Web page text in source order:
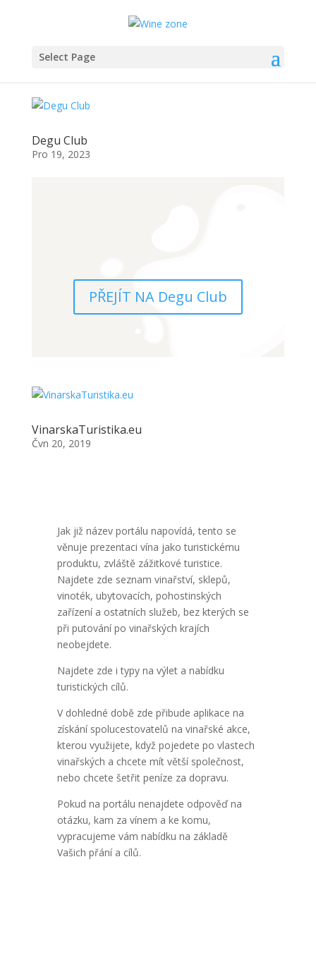
Select Page
Degu Club
Pro 19, 2023
PŘEJÍT NA Degu Club
VinarskaTuristika.eu
Čvn 20, 2019
Jak již název portálu napovídá, tento se
věnuje prezentaci vína jako turistickému
produktu, zvláště zážitkové turistice.
Najdete zde seznam vinařství, sklepů,
vinoték, ubytovacích, pohostinských
zařízení a ostatních služeb, bez kterých se
při putování po vinařských krajích
neobejdete.
Najdete zde i typy na výlet a nabídku
turistických cílů.
V dohledné době zde přibude aplikace na
získání spolucestovatelů na vinařské akce,
kterou využijete, když pojedete po vlastech
vinařských a chcete mít větší společnost,
nebo chcete šetřit peníze za dopravu.
Pokud na portálu nenajdete odpověď na
otázku, kam za vínem a ke komu,
vypracujeme vám nabídku na základě
Vašich přání a cílů.